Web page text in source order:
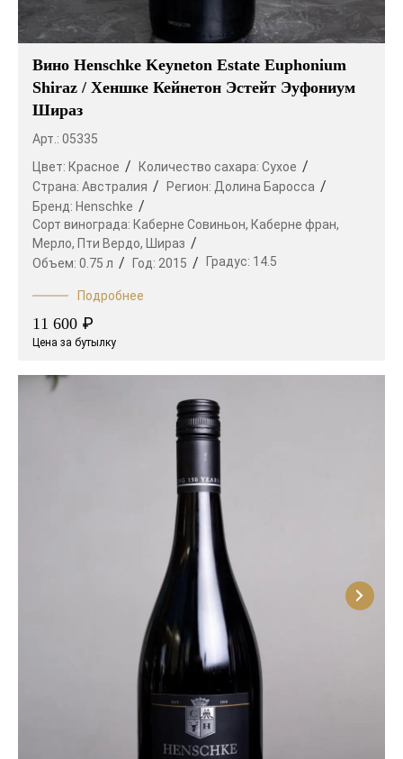
Вино Henschke Keyneton Estate Euphonium
Shiraz / Хеншке Кейнетон Эстейт Эуфониум
Шираз
Арт.: 05335
Цвет: Красное Количество сахара: Сухое
Страна: Австралия Регион: Долина Баросса
Бренд: Henschke
Сорт винограда: Каберне Совиньон, Каберне фран,
Мерло, Пти Вердо,
Шираз
Объем: 0.75 л Год: 2015 Градус: 14.5
Подробнее
11 600 ₽
Цена за бутылку